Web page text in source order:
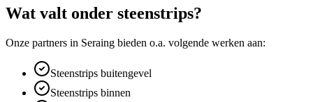
Wat valt onder steenstrips?
Onze partners in Seraing bieden o.a. volgende werken aan:
Steenstrips buitengevel
Steenstrips binnen